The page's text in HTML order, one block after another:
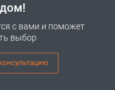
с вами и поможет
выбор